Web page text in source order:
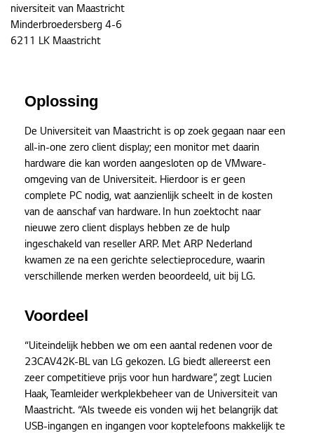
niversiteit van Maastricht
Minderbroedersberg 4-6
6211 LK Maastricht
Oplossing
De Universiteit van Maastricht is op zoek gegaan naar een
all-in-one zero client display; een monitor met daarin
hardware die kan worden aangesloten op de VMware-
omgeving van de Universiteit. Hierdoor is er geen
complete PC nodig, wat aanzienlijk scheelt in de kosten
van de aanschaf van hardware. In hun zoektocht naar
nieuwe zero client displays hebben ze de hulp
ingeschakeld van reseller ARP. Met ARP Nederland
kwamen ze na een gerichte selectieprocedure, waarin
verschillende merken werden beoordeeld, uit bij LG.
Voordeel
“Uiteindelijk hebben we om een aantal redenen voor de
23CAV42K-BL van LG gekozen. LG biedt allereerst een
zeer competitieve prijs voor hun hardware”, zegt Lucien
Haak, Teamleider werkplekbeheer van de Universiteit van
Maastricht. “Als tweede eis vonden wij het belangrijk dat
USB-ingangen en ingangen voor koptelefoons makkelijk te